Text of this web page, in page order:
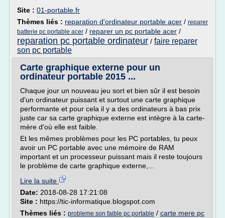
Site : 01-portable.fr
Thèmes liés : reparation d'ordinateur portable acer / reparer
batterie pc portable acer / reparer un pc portable acer /
reparation pc portable ordinateur / faire reparer
son pc portable
Carte graphique externe pour un
ordinateur portable 2015 ...
Chaque jour un nouveau jeu sort et bien sûr il est besoin
d'un ordinateur puissant et surtout une carte graphique
performante et pour cela il y a des ordinateurs à bas prix
juste car sa carte graphique externe est intègre à la carte-
mère d'où elle est faible.
Et les mêmes problèmes pour les PC portables, tu peux
avoir un PC portable avec une mémoire de RAM
important et un processeur puissant mais il reste toujours
le problème de carte graphique externe,...
Lire la suite
Date: 2018-08-28 17:21:08
Site : https://tic-informatique.blogspot.com
Thèmes liés : probleme son faible pc portable / carte mere pc